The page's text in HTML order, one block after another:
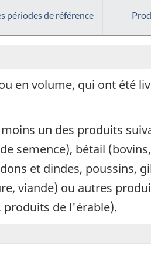
périodes de référence
en volume, qui ont été
un des produits
semence), bétail
et dindes, poussins,
viande) ou autres
produits de l'érable).